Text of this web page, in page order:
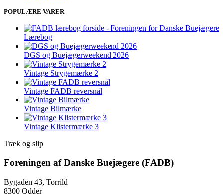
POPULÆRE VARER
Lærebog
DGS og Buejægerweekend 2026
Vintage Strygemærke 2
Vintage FADB reversnål
Vintage Bilmærke
Vintage Klistermærke 3
Træk og slip
Foreningen af Danske Buejægere (FADB)
Bygaden 43, Torrild
8300 Odder